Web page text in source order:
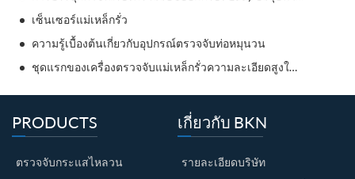
เซ็นเซอร์แม่เหล็กรั่ว
ความรู้เบื้องต้นเกี่ยวกับอุปกรณ์ตรวจจับท่อหมุนวน
ชุดแรกของเครื่องตรวจจับแม่เหล็กรั่วความละเอียดสูงในประเทศจีน
PRODUCTS
ตรวจจับกระแสไหลวน
เกี่ยวกับ BKN
รายละเอียดบริษัท